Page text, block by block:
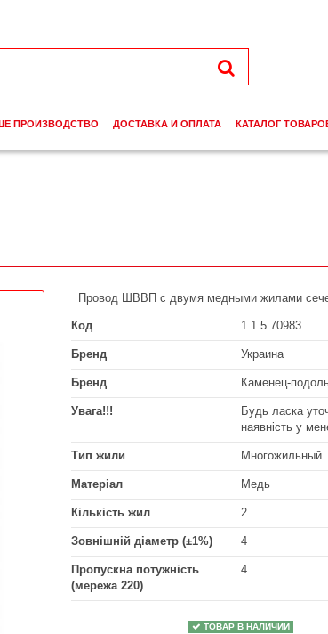
Провод ШВВП с двумя медными жилами
Код 1.1.5.70983
Бренд Украина
Бренд Каменец-
Увага!!!
Будь ласка
наявність у
Тип жили Многожильный
Матеріал Медь
Кількість жил 2
Зовнішній діаметр (±1%) 4
Пропускна потужність
(мережа 220)
4
ТОВАР В НАЛИЧИИ
ПРОИЗВОДСТВО ДОСТАВКА И ОПЛАТА КАТАЛОГ